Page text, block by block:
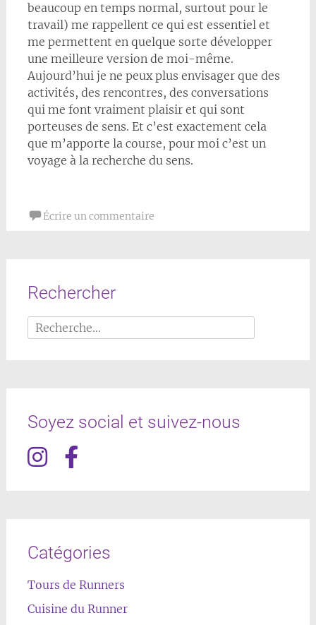
beaucoup en temps normal, surtout pour le
travail) me rappellent ce qui est essentiel et
me permettent en quelque sorte développer
une meilleure version de moi-même.
Aujourd’hui je ne peux plus envisager que des
activités, des rencontres, des conversations
qui me font vraiment plaisir et qui sont
porteuses de sens. Et c’est exactement cela
que m’apporte la course, pour moi c’est un
voyage à la recherche du sens.
Écrire un commentaire
Rechercher
Rechercher :
Soyez social et suivez-nous
Catégories
Tours de Runners
Cuisine du Runner